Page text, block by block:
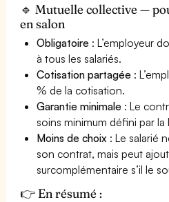
🔹 Mutuelle collective —
en salon
Obligatoire : L’employeur
à tous les salariés.
Cotisation partagée :
% de la cotisation.
Garantie minimale : Le
soins minimum défini par la
Moins de choix : Le salarié
son contrat, mais peut
surcomplémentaire s’il le
👉 En résumé :